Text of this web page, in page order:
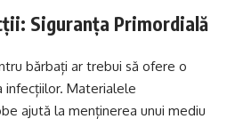
Siguranța Primordială
bărbați ar trebui să ofere o
infecțiilor. Materialele
ajută la menținerea unui mediu